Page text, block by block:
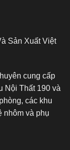
Sản Xuất Việt
cung cấp
Nội Thất 190 và
các khu
nhôm và phụ